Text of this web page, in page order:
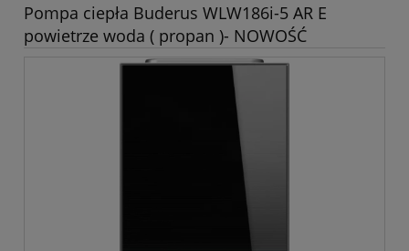
Pompa ciepła Buderus WLW186i-5 AR E
powietrze woda ( propan )- NOWOŚĆ